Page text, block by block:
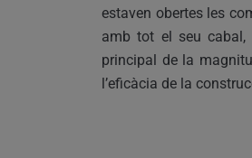
estaven obertes les
amb tot el seu cabal,
principal de la
l’eficàcia de la